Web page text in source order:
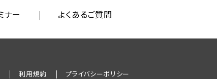
ナー よくあるご質問
利用規約
プライバシーポリシー